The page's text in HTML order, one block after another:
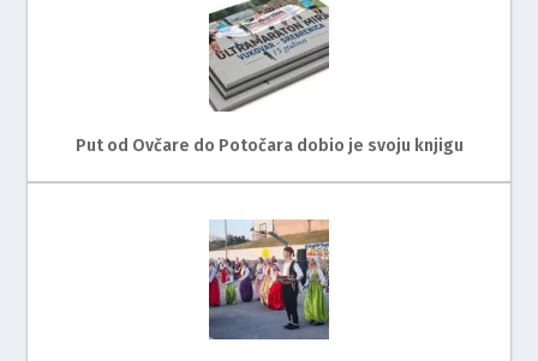
Put od Ovčare do Potočara dobio je svoju knjigu